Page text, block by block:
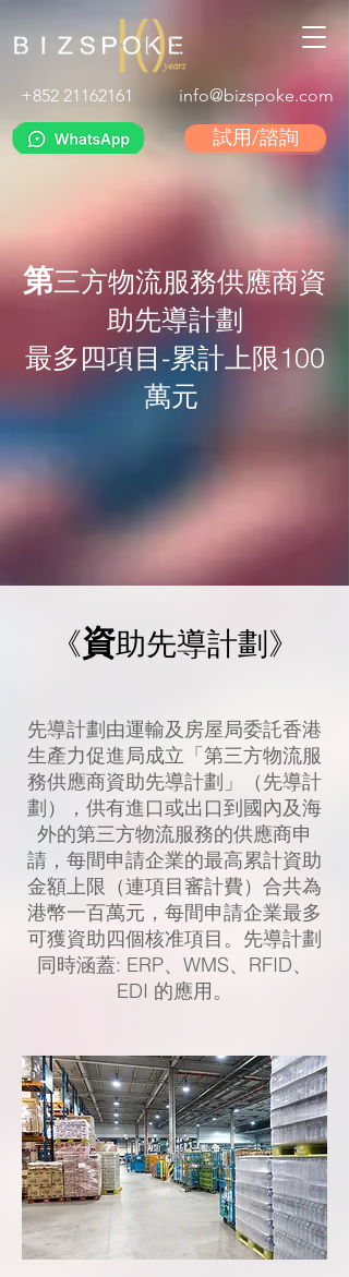
info@bizspoke.com
試用/諮詢
+852 21162161
第三方物流服務供應商資
助先導計劃
最多四項目-累計上限100
萬元
《資助先導計劃》
先導計劃由運輸及房屋局委託香港
生產力促進局成立「第三方物流服
務供應商資助先導計劃」（先導計
劃），供有進口或出口到國內及海
外的第三方物流服務的供應商申
請，每間申請企業的最高累計資助
金額上限（連項目審計費）合共為
港幣一百萬元，每間申請企業最多
可獲資助四個核准項目。先導計劃
同時涵蓋: ERP、WMS、RFID、
EDI 的應用。